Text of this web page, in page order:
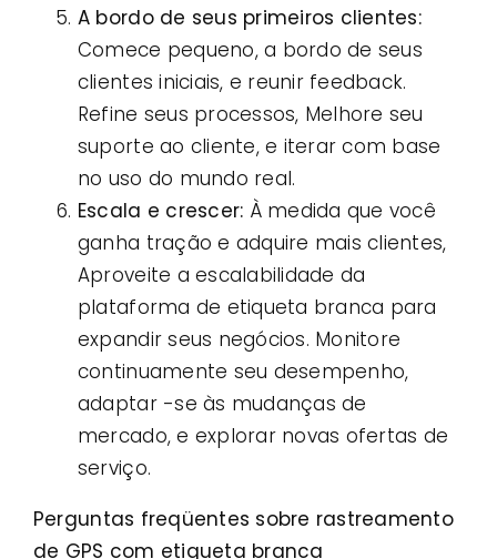
A bordo de seus primeiros clientes:
Comece pequeno, a bordo de seus
clientes iniciais, e reunir feedback.
Refine seus processos, Melhore seu
suporte ao cliente, e iterar com base
no uso do mundo real.
Escala e crescer: À medida que você
ganha tração e adquire mais clientes,
Aproveite a escalabilidade da
plataforma de etiqueta branca para
expandir seus negócios. Monitore
continuamente seu desempenho,
adaptar -se às mudanças de
mercado, e explorar novas ofertas de
serviço.
Perguntas freqüentes sobre rastreamento
de GPS com etiqueta branca